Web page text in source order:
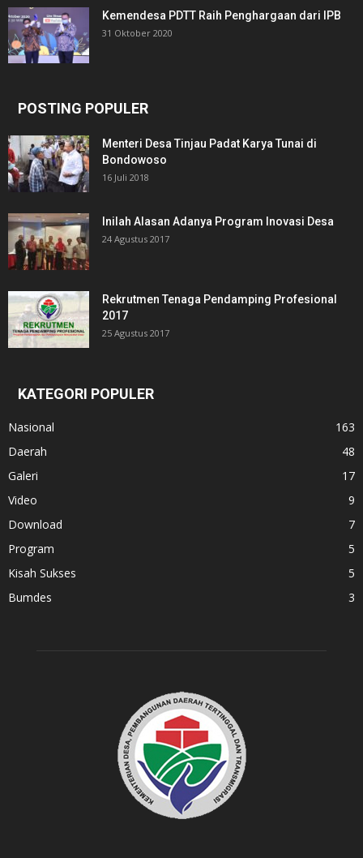
Kemendesa PDTT Raih Penghargaan dari IPB
31 Oktober 2020
POSTING POPULER
Menteri Desa Tinjau Padat Karya Tunai di
Bondowoso
16 Juli 2018
Inilah Alasan Adanya Program Inovasi Desa
24 Agustus 2017
Rekrutmen Tenaga Pendamping Profesional
2017
25 Agustus 2017
KATEGORI POPULER
Nasional
163
Daerah
48
Galeri
17
Video
9
Download
7
Program
5
Kisah Sukses
5
Bumdes
3